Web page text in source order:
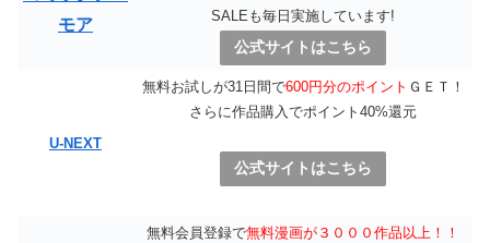
モア
SALEも毎日実施しています!
公式サイトはこちら
U-NEXT
無料お試しが31日間で600円分のポイント ＧＥＴ！
さらに作品購入でポイント40%還元
公式サイトはこちら
無料会員登録で無料漫画が３０００作品以上！！